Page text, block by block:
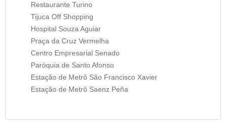
Restaurante Turino
Tijuca Off Shopping
Hospital Souza Aguiar
Praça da Cruz Vermelha
Centro Empresarial Senado
Paróquia de Santo Afonso
Estação de Metrô São Francisco Xavier
Estação de Metrô Saenz Peña